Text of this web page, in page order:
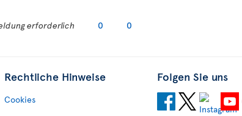
erforderlich 0 0
Rechtliche Hinweise
Cookies
Folgen Sie uns